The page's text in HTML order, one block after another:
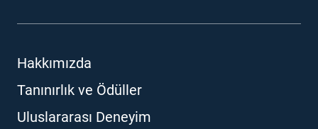
Hakkımızda
Tanınırlık ve Ödüller
Uluslararası Deneyim